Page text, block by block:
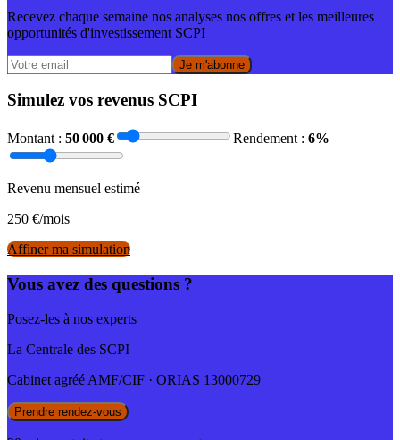
Recevez chaque semaine nos analyses nos offres et les meilleures
opportunités d'investissement SCPI
Je m'abonne
Simulez vos revenus SCPI
Montant : 50 000 € Rendement : 6%
Revenu mensuel estimé
250 €/mois
Affiner ma simulation
Vous avez des questions ?
Posez-les à nos experts
La Centrale des SCPI
Cabinet agréé AMF/CIF · ORIAS 13000729
Prendre rendez-vous